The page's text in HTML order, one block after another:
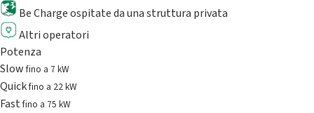
Be Charge ospitate da una struttura privata
Altri operatori
Potenza
Slowfino a 7 kW
Quickfino a 22 kW
Fastfino a 75 kW